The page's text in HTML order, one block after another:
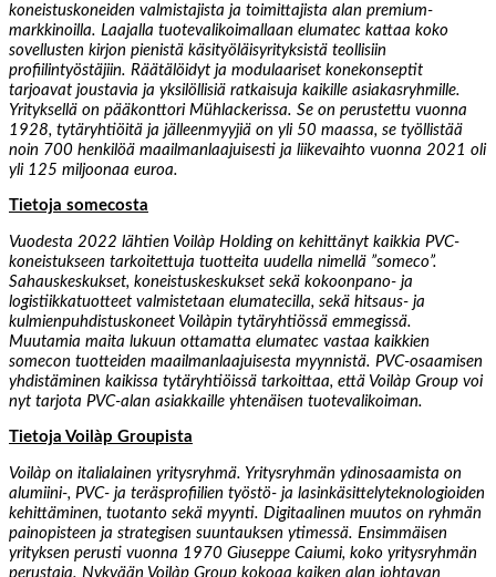
koneistuskoneiden valmistajista ja toimittajista alan premium-
markkinoilla. Laajalla tuotevalikoimallaan elumatec kattaa koko
sovellusten kirjon pienistä käsityöläisyrityksistä teollisiin
profiilintyöstäjiin. Räätälöidyt ja modulaariset konekonseptit
tarjoavat joustavia ja yksilöllisiä ratkaisuja kaikille asiakasryhmille.
Yrityksellä on pääkonttori Mühlackerissa. Se on perustettu vuonna
1928, tytäryhtiöitä ja jälleenmyyjiä on yli 50 maassa, se työllistää
noin 700 henkilöä maailmanlaajuisesti ja liikevaihto vuonna 2021 oli
yli 125 miljoonaa euroa.
Tietoja somecosta
Vuodesta 2022 lähtien Voilàp Holding on kehittänyt kaikkia PVC-
koneistukseen tarkoitettuja tuotteita uudella nimellä ”someco”.
Sahauskeskukset, koneistuskeskukset sekä kokoonpano- ja
logistiikkatuotteet valmistetaan elumatecilla, sekä hitsaus- ja
kulmienpuhdistuskoneet Voilàpin tytäryhtiössä emmegissä.
Muutamia maita lukuun ottamatta elumatec vastaa kaikkien
somecon tuotteiden maailmanlaajuisesta myynnistä. PVC-osaamisen
yhdistäminen kaikissa tytäryhtiöissä tarkoittaa, että Voilàp Group voi
nyt tarjota PVC-alan asiakkaille yhtenäisen tuotevalikoiman.
Tietoja Voilàp Groupista
Voilàp on italialainen yritysryhmä. Yritysryhmän ydinosaamista on
alumiini-, PVC- ja teräsprofiilien työstö- ja lasinkäsittelyteknologioiden
kehittäminen, tuotanto sekä myynti. Digitaalinen muutos on ryhmän
painopisteen ja strategisen suuntauksen ytimessä. Ensimmäisen
yrityksen perusti vuonna 1970 Giuseppe Caiumi, koko yritysryhmän
perustaja. Nykyään Voilàp Group kokoaa kaiken alan johtavan